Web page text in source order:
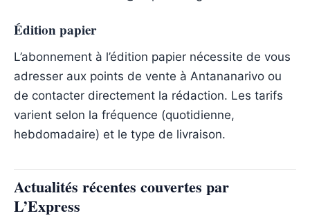
Édition papier
L’abonnement à l’édition papier nécessite de vous
adresser aux points de vente à Antananarivo ou
de contacter directement la rédaction. Les tarifs
varient selon la fréquence (quotidienne,
hebdomadaire) et le type de livraison.
Actualités récentes couvertes par
L’Express